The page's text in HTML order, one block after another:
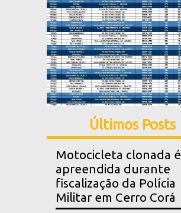
Últimos Posts
Motocicleta clonada é
apreendida durante
fiscalização da Polícia
Militar em Cerro Corá